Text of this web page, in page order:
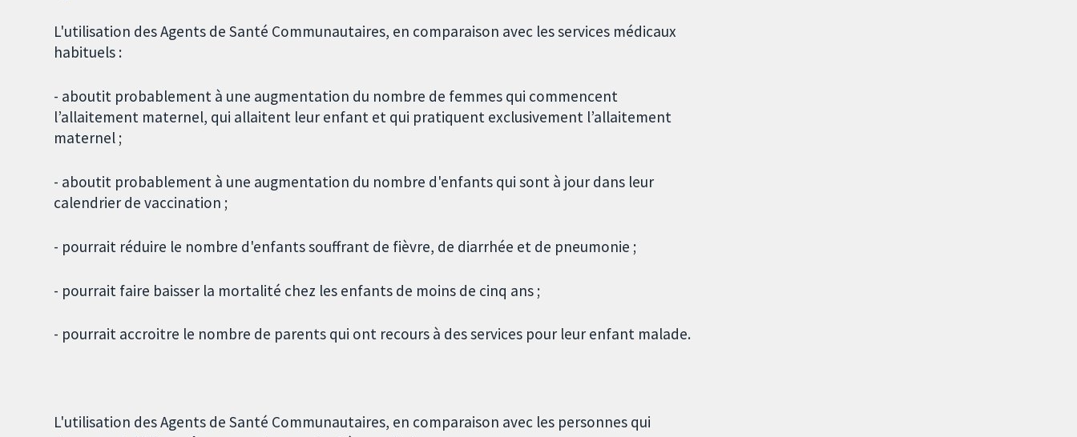
L'utilisation des Agents de Santé Communautaires, en comparaison avec les services médicaux
habituels :
- aboutit probablement à une augmentation du nombre de femmes qui commencent
l’allaitement maternel, qui allaitent leur enfant et qui pratiquent exclusivement l’allaitement
maternel ;
- aboutit probablement à une augmentation du nombre d'enfants qui sont à jour dans leur
calendrier de vaccination ;
- pourrait réduire le nombre d'enfants souffrant de fièvre, de diarrhée et de pneumonie ;
- pourrait faire baisser la mortalité chez les enfants de moins de cinq ans ;
- pourrait accroitre le nombre de parents qui ont recours à des services pour leur enfant malade.
L'utilisation des Agents de Santé Communautaires, en comparaison avec les personnes qui